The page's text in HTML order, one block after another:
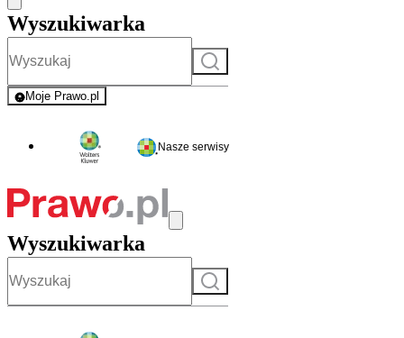
Wyszukiwarka
Szukaj
Moje Prawo.pl
- rejestracja i logowanie do serwisu
Nasze serwisy
Wyszukiwarka
Szukaj